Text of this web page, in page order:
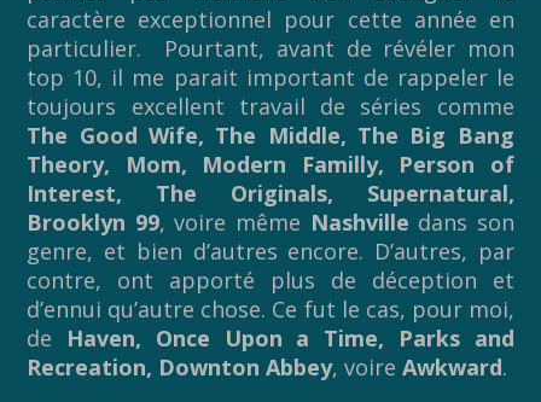
caractère exceptionnel pour cette année en
particulier. Pourtant, avant de révéler mon
top 10, il me parait important de rappeler le
toujours excellent travail de séries comme
The Good Wife, The Middle, The Big Bang
Theory, Mom, Modern Familly, Person of
Interest, The Originals, Supernatural,
Brooklyn 99, voire même Nashville dans son
genre, et bien d’autres encore. D’autres, par
contre, ont apporté plus de déception et
d’ennui qu’autre chose. Ce fut le cas, pour moi,
de Haven, Once Upon a Time, Parks and
Recreation, Downton Abbey, voireAwkward.